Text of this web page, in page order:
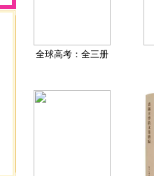
全球高考：全三册